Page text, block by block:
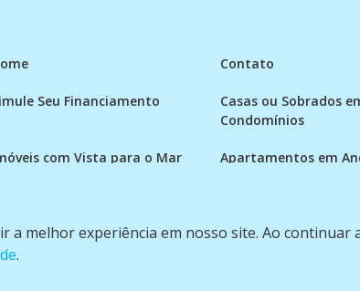
a melhor experiência em nosso site. Ao continuar
.
Contato
Seu Financiamento
Casas ou Sobrados
Condomínios
com Vista para o Mar Apartamentos em